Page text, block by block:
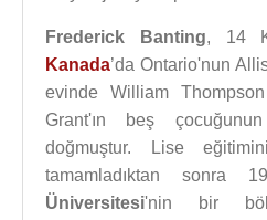
Frederick Banting, 14
Kanada’da Ontario'nun
evinde William
Grant'ın beş
doğmuştur. Lise
tamamladıktan sonra
Üniversitesi'nin bir